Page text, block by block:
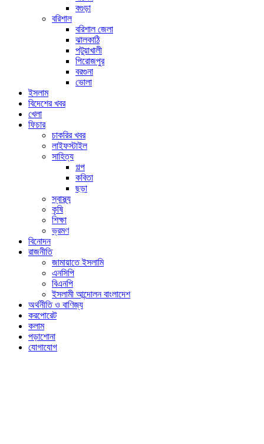
বগুড়া
বরিশাল
বরিশাল জেলা
ঝালকাঠি
পটুয়াখালী
পিরোজপুর
বরগুনা
ভোলা
ইসলাম
বিদেশের খবর
খেলা
ফিচার
চাকরির খবর
লাইফস্টাইল
সাহিত্য
গল্প
কবিতা
ছড়া
স্বাস্থ্য
কৃষি
শিক্ষা
ভ্রমণ
বিনোদন
রাজনীতি
জামায়াতে ইসলামি
এনসিপি
বিএনপি
ইসলামী আন্দোলন বাংলাদেশ
অর্থনীতি ও বাণিজ্য
করপোরেট
কলাম
পড়াশোনা
যোগাযোগ